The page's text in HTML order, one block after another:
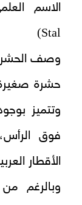
الاسم
(Stal
وصف
حشرة
فوق
الأقطار
وبالرغم